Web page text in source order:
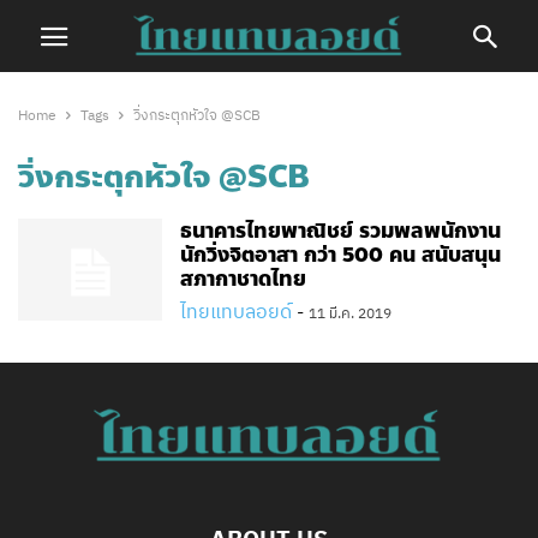
Home Tags วิ่งกระตุกหัวใจ @SCB
วิ่งกระตุกหัวใจ @SCB
ธนาคารไทยพาณิชย์ รวมพลพนักงาน
นักวิ่งจิตอาสา กว่า 500 คน สนับสนุน
สภากาชาดไทย
ไทยแทบลอยด์ - 11 มี.ค. 2019